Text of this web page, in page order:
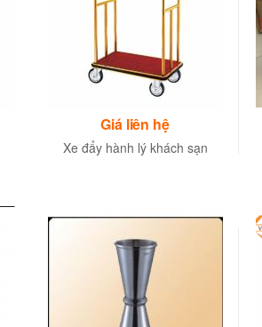
Giá liên hệ
Xe đẩy hành lý khách sạn